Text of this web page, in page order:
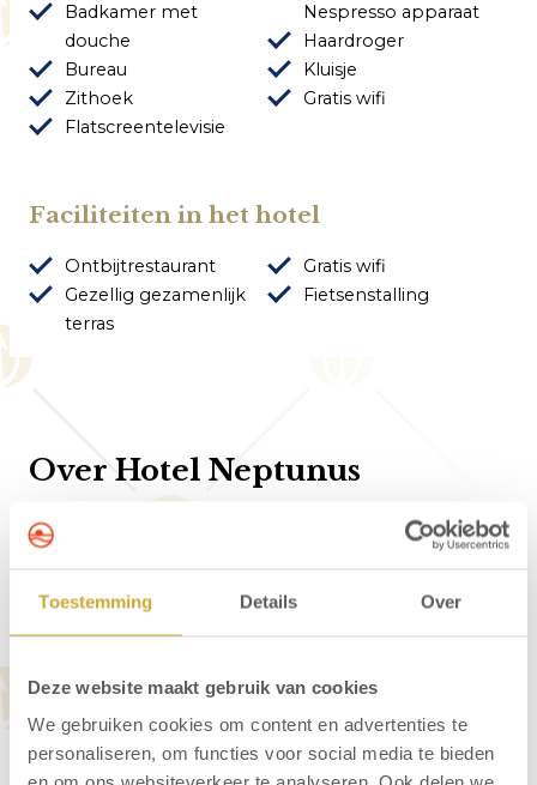
Toestemming Details Over
Deze website maakt gebruik van cookies
We gebruiken cookies om content en advertenties te
personaliseren, om functies voor social media te bieden
Badkamer met
douche
Bureau
Zithoek
Flatscreentelevisie
Nespresso apparaat
Haardroger
Kluisje
Gratis wifi
Faciliteiten in het hotel
Ontbijtrestaurant
Gezellig gezamenlijk
terras
Gratis wifi
Fietsenstalling
Over Hotel Neptunus
Hotel Neptunus is rustig gelegen aan de rand
van de duinen van Egmond. Op slechts 60
meter afstand van het hotel vindt u de ingang
ongeveer 600 meter gelegen van het hotel. In
het prettige ontbijtrestaurant begint u de dag
uitstekend met een heerlijk ontbijt.